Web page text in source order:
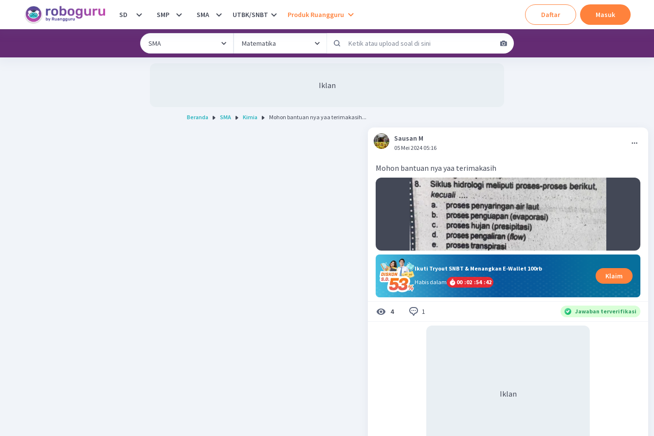
SD SMP SMA UTBK/SNBT Produk Ruangguru Daftar Masuk
Iklan
Beranda SMA Kimia Mohon bantuan nya yaa terimakasih...
Sausan M
05 Mei 2024 05:16
Mohon bantuan nya yaa terimakasih
Ikuti Tryout SNBT & Menangkan E-Wallet 100rb
Habis dalam
00 :02 :54 :41
Klaim
4 1 Jawaban terverifikasi
Iklan